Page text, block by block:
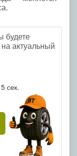
будете
актуальный
сек.